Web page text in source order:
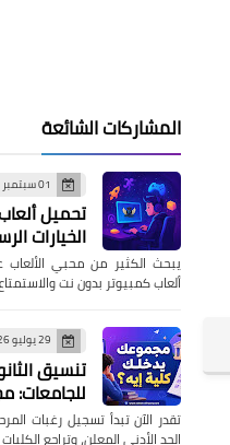
المشاركات الشائعة
01 سبتمبر 2025
تحميل
الخيارات
يبحث الكثير من محبي
ألعاب كمبيوتر بدون نت
29 يوليو 2026
للجامعات:
تقدر الآن تبدأ تسجيل رغبات
الحد الأدنى المعلن، وتراجع